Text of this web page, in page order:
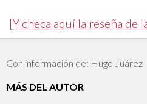
[Y checa aquí la reseña de
Con información de: Hugo Juárez
MÁS DEL AUTOR